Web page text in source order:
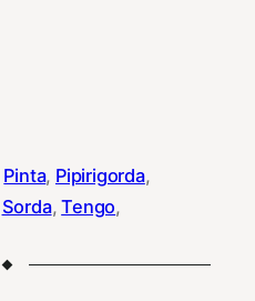
Pinta, Pipirigorda
Sorda, Tengo